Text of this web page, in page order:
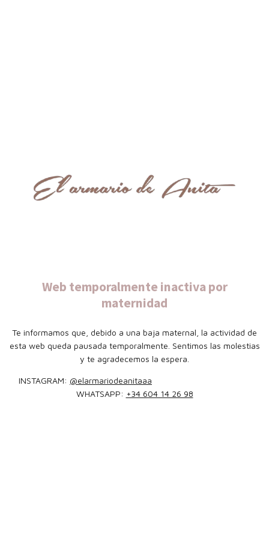
Web temporalmente inactiva por
maternidad
Te informamos que, debido a una baja maternal, la actividad de
esta web queda pausada temporalmente. Sentimos las molestias
y te agradecemos la espera.
INSTAGRAM: @elarmariodeanitaaa
WHATSAPP: +34 604 14 26 98